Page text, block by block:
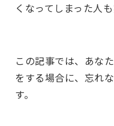
くなってしまった人
この記事では、あな
をする場合に、忘れ
す。